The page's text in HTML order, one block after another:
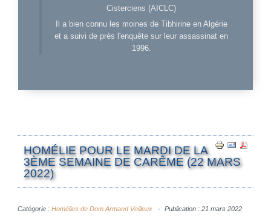
Cisterciens (AICLC)
Il a bien connu les moines de Tibhirine en Algérie
et a suivi de près l'enquête sur leur assassinat en
1996.
HOMÉLIE POUR LE MARDI DE LA
3ÈME SEMAINE DE CARÊME (22 MARS
2022)
Catégorie : Homélies de Dom Armand Veilleux Publication : 21 mars 2022